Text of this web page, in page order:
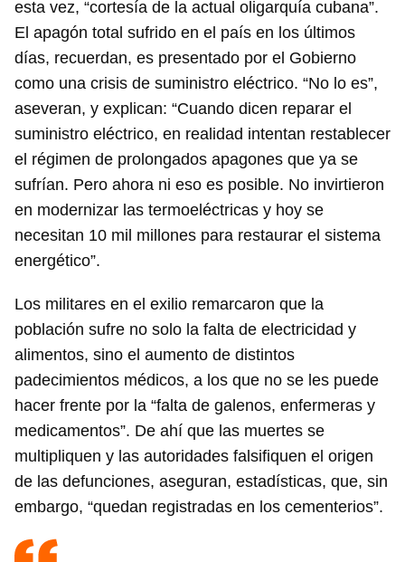
esta vez, “cortesía de la actual oligarquía cubana”.
El apagón total sufrido en el país en los últimos
días, recuerdan, es presentado por el Gobierno
como una crisis de suministro eléctrico. “No lo es”,
aseveran, y explican: “Cuando dicen reparar el
suministro eléctrico, en realidad intentan restablecer
el régimen de prolongados apagones que ya se
sufrían. Pero ahora ni eso es posible. No invirtieron
en modernizar las termoeléctricas y hoy se
necesitan 10 mil millones para restaurar el sistema
energético”.
Los militares en el exilio remarcaron que la
población sufre no solo la falta de electricidad y
alimentos, sino el aumento de distintos
padecimientos médicos, a los que no se les puede
hacer frente por la “falta de galenos, enfermeras y
medicamentos”. De ahí que las muertes se
multipliquen y las autoridades falsifiquen el origen
de las defunciones, aseguran, estadísticas, que, sin
embargo, “quedan registradas en los cementerios”.